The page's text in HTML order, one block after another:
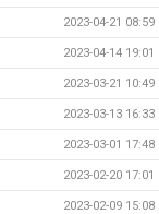
2023-04-21 08:59
2023-04-14 19:01
2023-03-21 10:49
2023-03-13 16:33
2023-03-01 17:48
2023-02-20 17:01
2023-02-09 15:08